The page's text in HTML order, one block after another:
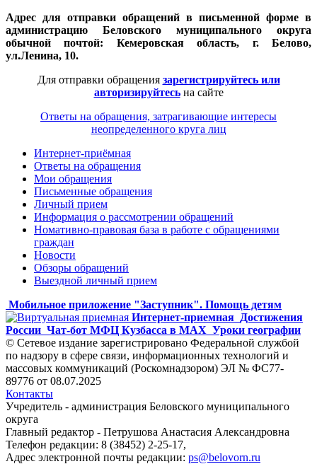
Адрес для отправки обращений в письменной форме в
администрацию Беловского муниципального округа
обычной почтой: Кемеровская область, г. Белово,
ул.Ленина, 10.
Для отправки обращения зарегистрируйтесь или
авторизируйтесьна сайте
Ответы на обращения, затрагивающие интересы
неопределенного круга лиц
Интернет-приёмная
Ответы на обращения
Мои обращения
Письменные обращения
Личный прием
Информация о рассмотрении обращений
Номативно-правовая база в работе с обращениями
граждан
Новости
Обзоры обращений
Выездной личный прием
Мобильное приложение "Заступник". Помощь детям
Интернет-приемная Достижения
России Чат-бот МФЦ Кузбасса в MAX Уроки географии
© Сетевое издание зарегистрировано Федеральной службой
по надзору в сфере связи, информационных технологий и
массовых коммуникаций (Роскомнадзором) ЭЛ № ФС77-
89776 от 08.07.2025
Контакты
Учредитель - администрация Беловского муниципального
округа
Главный редактор - Петрушова Анастасия Александровна
Телефон редакции: 8 (38452) 2-25-17,
Адрес электронной почты редакции: ps@belovorn.ru